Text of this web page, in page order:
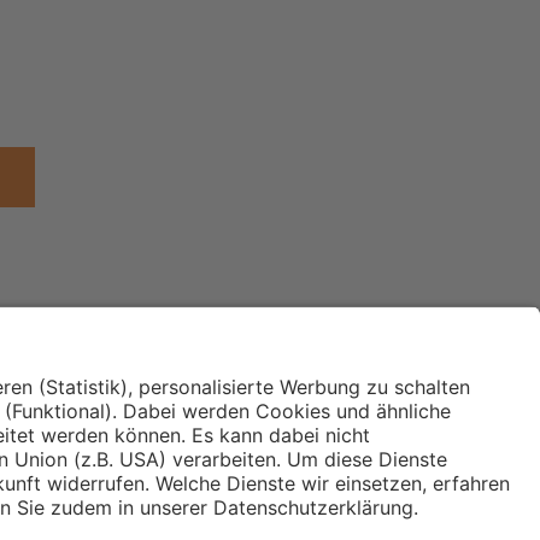
Institut für Makroökonomie
und Konjunkturforschung